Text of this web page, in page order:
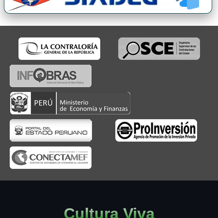
Cultura Viva